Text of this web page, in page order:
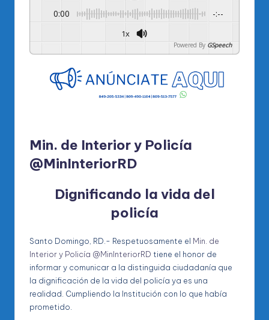
0:00 -:--
1x
Powered By GSpeech
Min. de Interior y Policía
@MinInteriorRD
Dignificando la vida del
policía
Santo Domingo, RD.- Respetuosamente el Min. de
Interior y Policía @MinInteriorRD tiene el honor de
informar y comunicar a la distinguida ciudadanía que
la dignificación de la vida del policía ya es una
realidad. Cumpliendo la Institución con lo que había
prometido.